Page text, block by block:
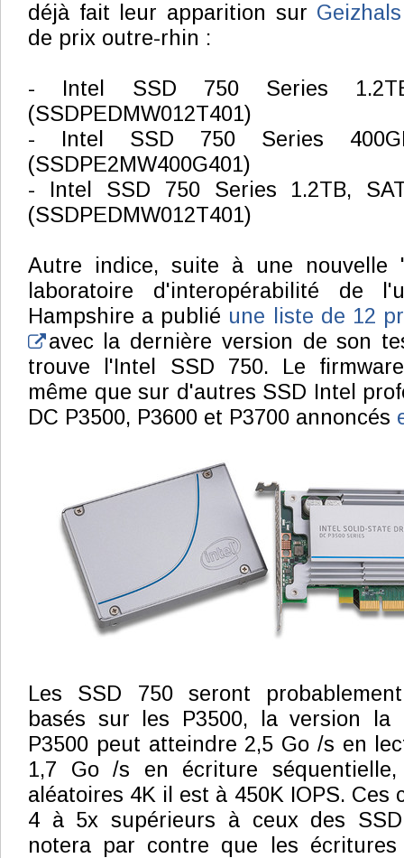
déjà fait leur apparition sur
de prix outre-rhin :
- Intel SSD 750 Series
(SSDPEDMW012T401)
- Intel SSD 750 Series
(SSDPE2MW400G401)
- Intel SSD 750 Series 1.2TB,
(SSDPEDMW012T401)
Autre indice, suite à une nouvelle
laboratoire d'interopérabilité de
Hampshire a publié une liste de 12
avec la dernière version de son
trouve l'Intel SSD 750. Le
même que sur d'autres SSD Intel
DC P3500, P3600 et P3700 annoncés
Les SSD 750 seront
basés sur les P3500, la version la
P3500 peut atteindre 2,5 Go /s en
1,7 Go /s en écriture
aléatoires 4K il est à 450K IOPS. Ces
4 à 5x supérieurs à ceux des
notera par contre que les